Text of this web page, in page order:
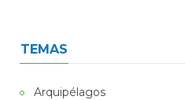
TEMAS
Arquipélagos